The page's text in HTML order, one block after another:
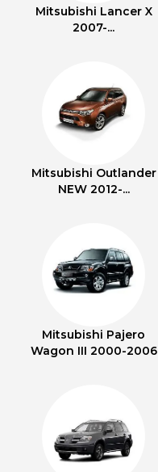
Mitsubishi Lancer X
2007-...
Mitsubishi Outlander
NEW 2012-...
Mitsubishi Pajero
Wagon III 2000-2006